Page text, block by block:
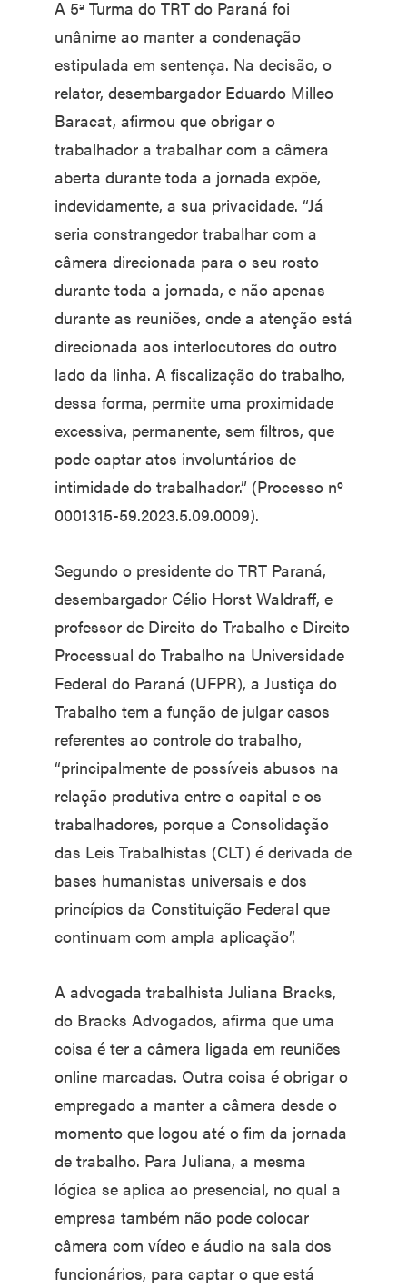
A 5ª Turma do TRT do Paraná foi
unânime ao manter a condenação
estipulada em sentença. Na decisão, o
relator, desembargador Eduardo Milleo
Baracat, afirmou que obrigar o
trabalhador a trabalhar com a câmera
aberta durante toda a jornada expõe,
indevidamente, a sua privacidade. “Já
seria constrangedor trabalhar com a
câmera direcionada para o seu rosto
durante toda a jornada, e não apenas
durante as reuniões, onde a atenção está
direcionada aos interlocutores do outro
lado da linha. A fiscalização do trabalho,
dessa forma, permite uma proximidade
excessiva, permanente, sem filtros, que
pode captar atos involuntários de
intimidade do trabalhador.” (Processo nº
0001315-59.2023.5.09.0009).
Segundo o presidente do TRT Paraná,
desembargador Célio Horst Waldraff, e
professor de Direito do Trabalho e Direito
Processual do Trabalho na Universidade
Federal do Paraná (UFPR), a Justiça do
Trabalho tem a função de julgar casos
referentes ao controle do trabalho,
“principalmente de possíveis abusos na
relação produtiva entre o capital e os
trabalhadores, porque a Consolidação
das Leis Trabalhistas (CLT) é derivada de
bases humanistas universais e dos
princípios da Constituição Federal que
continuam com ampla aplicação”.
A advogada trabalhista Juliana Bracks,
do Bracks Advogados, afirma que uma
coisa é ter a câmera ligada em reuniões
online marcadas. Outra coisa é obrigar o
empregado a manter a câmera desde o
momento que logou até o fim da jornada
de trabalho. Para Juliana, a mesma
lógica se aplica ao presencial, no qual a
empresa também não pode colocar
câmera com vídeo e áudio na sala dos
funcionários, para captar o que está